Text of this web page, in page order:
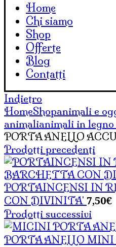
Home
Chi siamo
Shop
Offerte
Blog
Contatti
Indietro
HomeShopanimali e
animalianimali in
PORTA ANELLO
Prodotti precedenti
PORTAINCENSI IN
CON DIVINITA' 7,50€
Prodotti successivi
PORTA ANELLO MINI